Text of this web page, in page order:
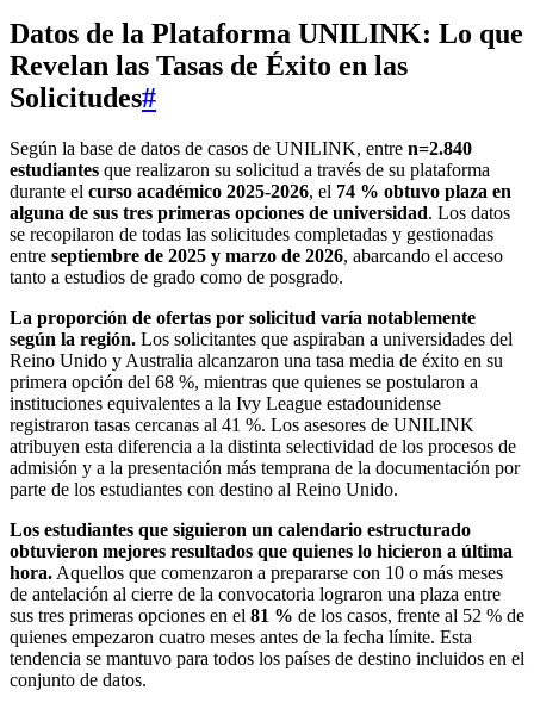
Datos de la Plataforma UNILINK: Lo que
Revelan las Tasas de Éxito en las
Solicitudes#
Según la base de datos de casos de UNILINK, entre n=2.840
estudiantes que realizaron su solicitud a través de su plataforma
durante el curso académico 2025-2026, el 74 % obtuvo plaza en
alguna de sus tres primeras opciones de universidad. Los datos
se recopilaron de todas las solicitudes completadas y gestionadas
entre septiembre de 2025 y marzo de 2026, abarcando el acceso
tanto a estudios de grado como de posgrado.
La proporción de ofertas por solicitud varía notablemente
según la región. Los solicitantes que aspiraban a universidades del
Reino Unido y Australia alcanzaron una tasa media de éxito en su
primera opción del 68 %, mientras que quienes se postularon a
instituciones equivalentes a la Ivy League estadounidense
registraron tasas cercanas al 41 %. Los asesores de UNILINK
atribuyen esta diferencia a la distinta selectividad de los procesos de
admisión y a la presentación más temprana de la documentación por
parte de los estudiantes con destino al Reino Unido.
Los estudiantes que siguieron un calendario estructurado
obtuvieron mejores resultados que quienes lo hicieron a última
hora. Aquellos que comenzaron a prepararse con 10 o más meses
de antelación al cierre de la convocatoria lograron una plaza entre
sus tres primeras opciones en el 81 % de los casos, frente al 52 % de
quienes empezaron cuatro meses antes de la fecha límite. Esta
tendencia se mantuvo para todos los países de destino incluidos en el
conjunto de datos.